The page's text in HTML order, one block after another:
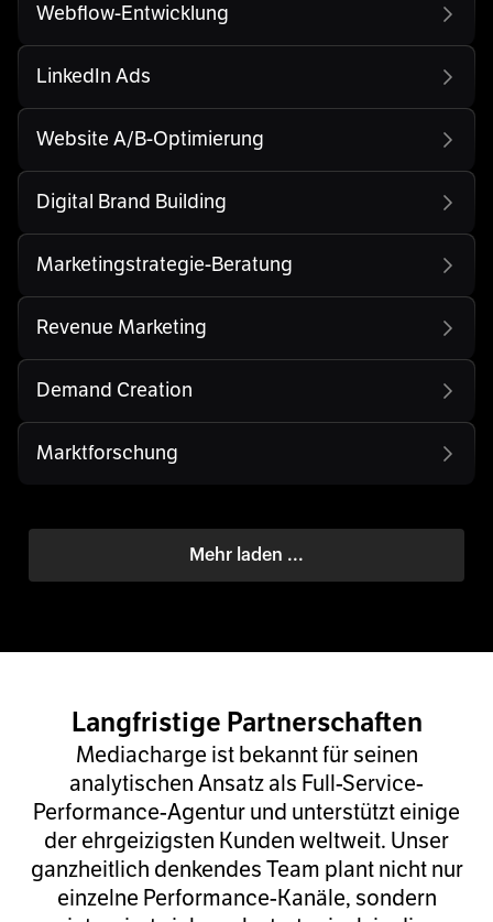
Webflow-Entwicklung
LinkedIn Ads
Website A/B-Optimierung
Digital Brand Building
Marketingstrategie-Beratung
Revenue Marketing
Demand Creation
Marktforschung
Mehr laden ...
Langfristige Partnerschaften
Mediacharge ist bekannt für seinen
analytischen Ansatz als Full-Service-
Performance-Agentur und unterstützt einige
der ehrgeizigsten Kunden weltweit. Unser
ganzheitlich denkendes Team plant nicht nur
einzelne Performance-Kanäle, sondern